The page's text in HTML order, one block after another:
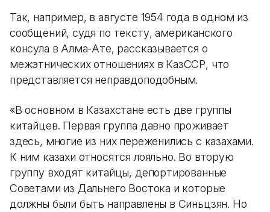
Так, например, в августе 1954 года в одном из
сообщений, судя по тексту, американского
консула в Алма-Ате, рассказывается о
межэтнических отношениях в КазССР, что
представляется неправдоподобным.
«В основном в Казахстане есть две группы
китайцев. Первая группа давно проживает
здесь, многие из них переженились с казахами.
К ним казахи относятся лояльно. Во вторую
группу входят китайцы, депортированные
Советами из Дальнего Востока и которые
должны были быть направлены в Синьцзян. Но